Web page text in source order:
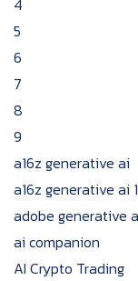
4
5
6
7
8
9
a16z generative ai
a16z generative ai 1
adobe generative
ai companion
AI Crypto Trading